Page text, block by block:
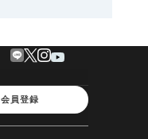
会員登録